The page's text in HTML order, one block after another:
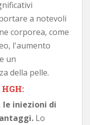
a notevoli
corporea, come
l'aumento
un
della pelle.
le iniezioni di
Lo